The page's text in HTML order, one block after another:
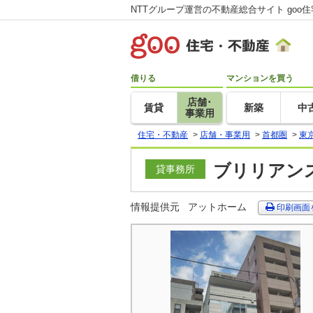
NTTグループ運営の不動産総合サイト goo
借りる
賃貸
店舗･
事業用
マンションを買う
新築 中
住宅・不動産 > 店舗・事業用 > 首都圏 > 東
貸事務所 ブリリアン
情報提供元 アットホーム 印刷画面